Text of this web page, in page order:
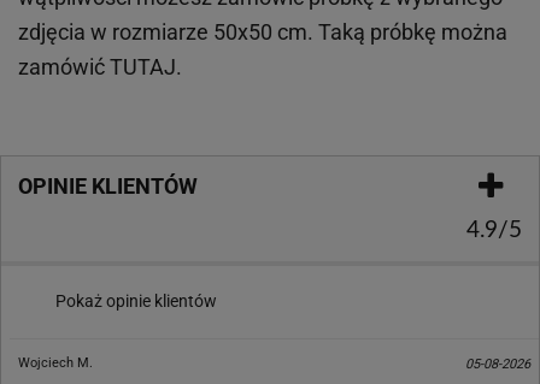
zdjęcia w rozmiarze 50x50 cm. Taką próbkę można
zamówićTUTAJ.
OPINIE KLIENTÓW
4.9/5
Pokaż opinie klientów
Wojciech M. 05-08-2026